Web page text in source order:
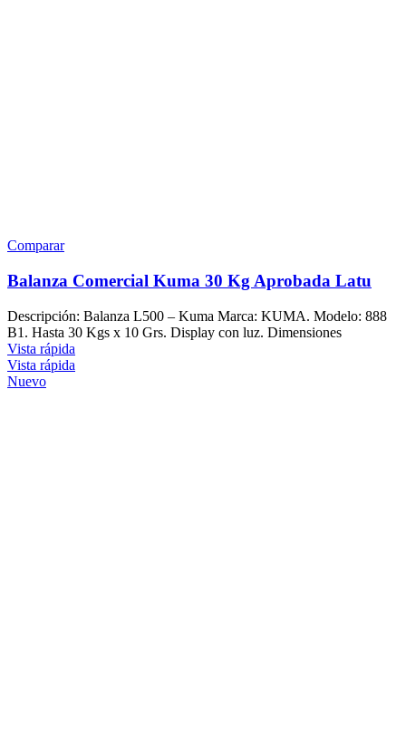
Comparar
Balanza Comercial Kuma 30 Kg Aprobada Latu
Descripción: Balanza L500 – Kuma Marca: KUMA. Modelo: 888
B1. Hasta 30 Kgs x 10 Grs. Display con luz. Dimensiones
Vista rápida
Vista rápida
Nuevo